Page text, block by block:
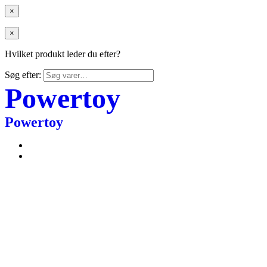
×
×
Hvilket produkt leder du efter?
Søg efter:
Powertoy
Powertoy